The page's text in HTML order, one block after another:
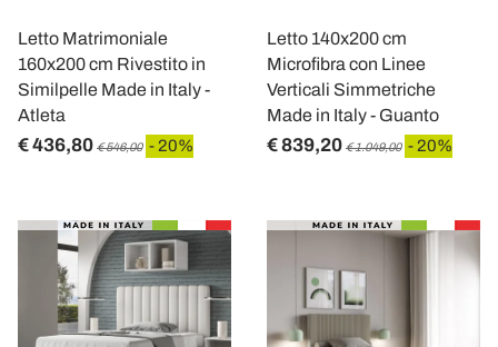
Letto Matrimoniale
160x200 cm Rivestito in
Similpelle Made in Italy -
Atleta
€ 436,80 € 546,00 - 20%
Letto 140x200 cm
Microfibra con Linee
Verticali Simmetriche
Made in Italy - Guanto
€ 839,20 € 1.049,00 - 20%